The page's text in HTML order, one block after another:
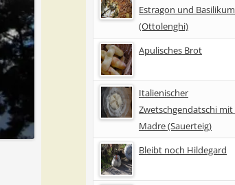
Estragon und Basilikum
(Ottolenghi)
Apulisches Brot
Italienischer
Zwetschgendatschi mit
Madre (Sauerteig)
Bleibt noch Hildegard